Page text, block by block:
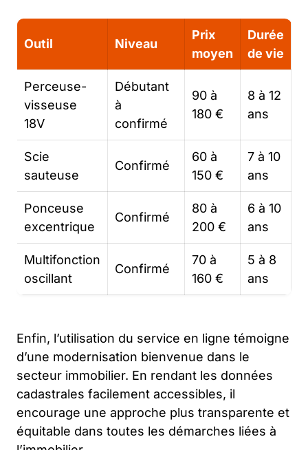
Outil Niveau
Prix
moyen
Durée
de vie
Perceuse-
visseuse
18V
Débutant
à
confirmé
90 à
180 €
8 à 12
ans
Scie
sauteuse
Confirmé
60 à
150 €
7 à 10
ans
Ponceuse
excentrique
Confirmé
80 à
200 €
6 à 10
ans
Multifonction
oscillant
Confirmé
70 à
160 €
5 à 8
ans
Enfin, l’utilisation du service en ligne témoigne
d’une modernisation bienvenue dans le
secteur immobilier. En rendant les données
cadastrales facilement accessibles, il
encourage une approche plus transparente et
équitable dans toutes les démarches liées à